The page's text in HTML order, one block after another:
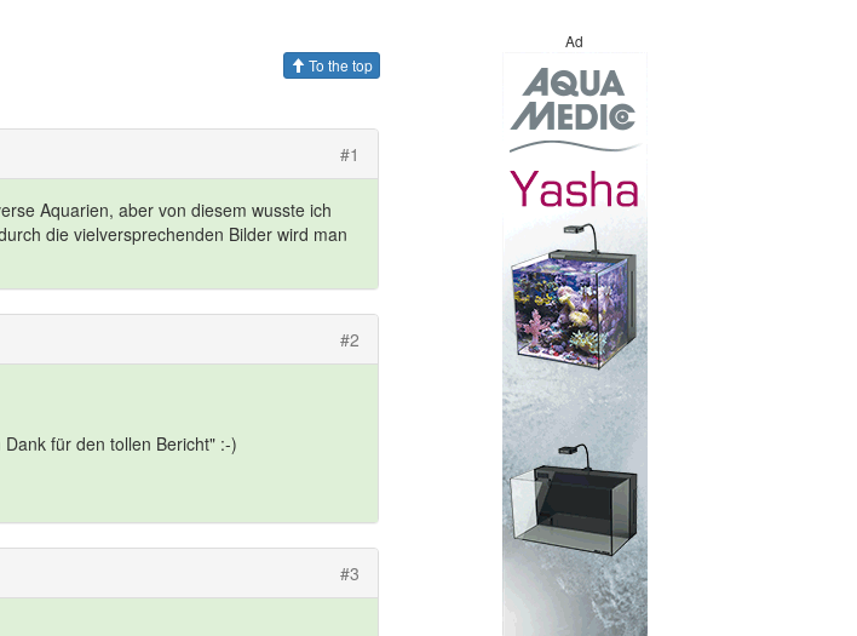
To the top
#1
Aquarien, aber von diesem wusste ich
die vielversprechenden Bilder wird man
#2
für den tollen Bericht" :-)
#3
Ad